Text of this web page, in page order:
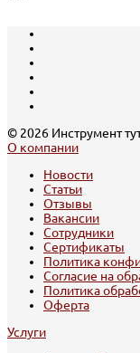
© 2026 Инструмент
О компании
Новости
Статьи
Отзывы
Вакансии
Сотрудники
Сертификаты
Политика
Согласие на
Политика
Оферта
Услуги